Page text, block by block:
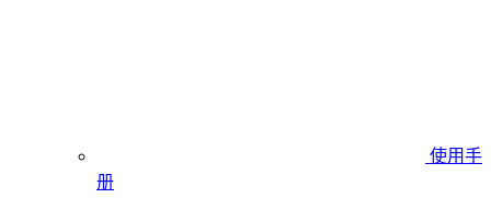
使用手
册